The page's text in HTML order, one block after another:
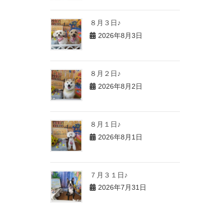
８月３日♪
2026年8月3日
８月２日♪
2026年8月2日
８月１日♪
2026年8月1日
７月３１日♪
2026年7月31日